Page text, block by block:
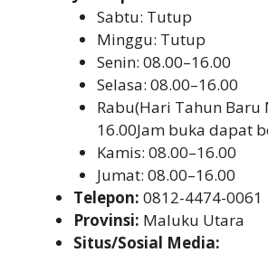
Sabtu: Tutup
Minggu: Tutup
Senin: 08.00–16.00
Selasa: 08.00–16.00
Rabu(Hari Tahun Baru
16.00Jam buka dapat
Kamis: 08.00–16.00
Jumat: 08.00–16.00
Telepon: 0812-4474-0061
Provinsi: Maluku Utara
Situs/Sosial Media: